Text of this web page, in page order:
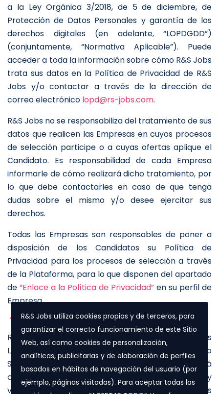
R&S Jobs utiliza cookies propias y de terceros, para
garantizar el correcto funcionamiento de este Sitio
Web, así como cookies de personalización,
analíticas, publicitarias y de elaboración de perfiles
basados en hábitos de navegación del usuario (por
ejemplo, páginas visitadas). Para aceptar todas las
a la Ley Orgánica 3/2018, de 5 de diciembre, de
Protección de Datos Personales y garantía de los
derechos digitales (en adelante, “LOPDGDD”)
(conjuntamente, “Normativa Aplicable”). Puede
acceder a toda la información sobre cómo R&S Jobs
trata sus datos en la Política de Privacidad de R&S
Jobs y/o contactar a través de la dirección de
correo electrónico lopd@rs-jobs.com.
R&S Jobs no se responsabiliza del tratamiento de sus
datos que realicen las Empresas en cuyos procesos
de selección participe o a cuyas ofertas aplique el
Candidato. Es responsabilidad de cada Empresa
informarle de cómo realizará dicho tratamiento, por
lo que debe contactarles en caso de que tenga
dudas sobre el mismo y/o desee ejercitar sus
derechos.
Todas las Empresas son responsables de poner a
disposición de los Candidatos su Política de
Privacidad para los procesos de selección a través
de la Plataforma, para lo que disponen del apartado
de “Enlace a la Política de Privacidad” en su perfil de
Empresa.
10. MODIFICACIONES DE LOS TÉRMINOS.
R&S Jobs podrá realizar cambios en los Términos
Legales y/o en las funcionalidades de la Plataforma o
Servicios periódicamente, en cuyo caso, ello le será
comunicado mediante la actualización de fecha y
versión en la parte superior de los Términos Legales